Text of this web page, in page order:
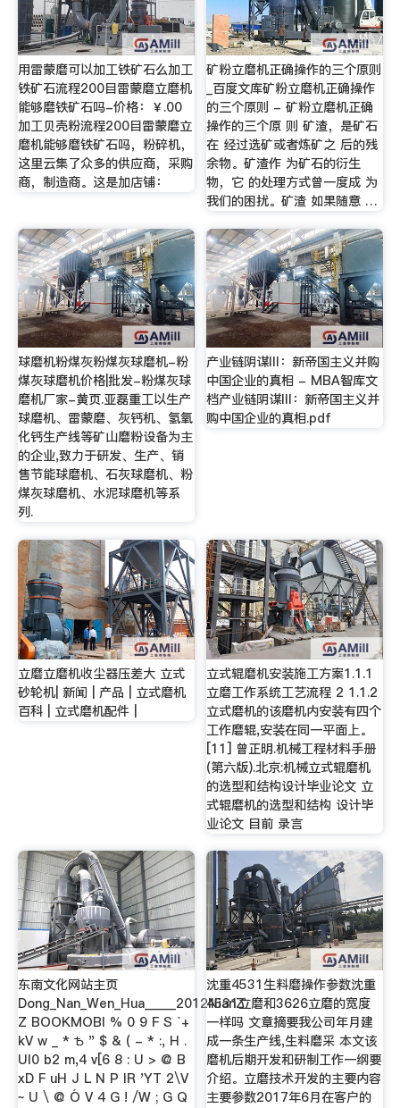
用雷蒙磨可以加工铁矿石么加工
铁矿石流程200目雷蒙磨立磨机
能够磨铁矿石吗-价格：￥.00
加工贝壳粉流程200目雷蒙磨立
磨机能够磨铁矿石吗，粉碎机，
这里云集了众多的供应商，采购
商，制造商。这是加店铺：
矿粉立磨机正确操作的三个原则
_百度文库矿粉立磨机正确操作
的三个原则 - 矿粉立磨机正确
操作的三个原 则 矿渣，是矿石
在 经过选矿或者炼矿之 后的残
余物。矿渣作 为矿石的衍生
物，它 的处理方式曾一度成 为
我们的困扰。矿渣 如果随意 …
球磨机粉煤灰粉煤灰球磨机-粉
煤灰球磨机价格|批发-粉煤灰球
磨机厂家-黄页.亚磊重工以生产
球磨机、雷蒙磨、灰钙机、氢氧
化钙生产线等矿山磨粉设备为主
的企业,致力于研发、生产、销
售节能球磨机、石灰球磨机、粉
煤灰球磨机、水泥球磨机等系
列.
产业链阴谋III：新帝国主义并购
中国企业的真相 - MBA智库文
档产业链阴谋III：新帝国主义并
购中国企业的真相.pdf
立磨立磨机收尘器压差大 立式
砂轮机| 新闻 | 产品 | 立式磨机
百科 | 立式磨机配件 |
立式辊磨机安装施工方案1.1.1
立磨工作系统工艺流程 2 1.1.2
立式磨机的该磨机内安装有四个
工作磨辊,安装在同一平面上。
[11] 曾正明.机械工程材料手册
(第六版).北京:机械立式辊磨机
的选型和结构设计毕业论文 立
式辊磨机的选型和结构 设计毕
业论文 目前 录言
东南文化网站主页
Dong_Nan_Wen_Hua_____2012NianZ
Z BOOKMOBI % 0 9 F S `+
kV w _ * Ѣ " $ & ( - * :, H .
Ul0 b2 m,4 v[6 8 : U > @ B
xD F uH J L N P lR 'YT 2\V
~ U \ @ Ό V 4 G ! /W ; G Q
沈重4531生料磨操作参数沈重
4531立磨和3626立磨的宽度
一样吗 文章摘要我公司年月建
成一条生产线,生料磨采 本文该
磨机后期开发和研制工作一纲要
介绍。立磨技术开发的主要内容
主要参数2017年6月在客户的